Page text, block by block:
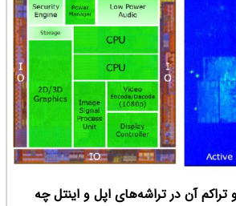
تراکم آن در تراشه‌های اپل و اینتل چه